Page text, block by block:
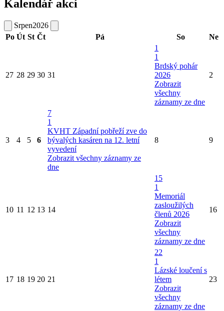
Kalendář akcí
Srpen2026
Po Út St Čt Pá So Ne
27 28 29 30 31
1
1
Brdský pohár
2026
Zobrazit
všechny
záznamy ze dne
2
3 4 5 6
7
1
KVHT Západní pobřeží zve do
bývalých kasáren na 12. letní
vyvedení
Zobrazit všechny záznamy ze
dne
8 9
10 11 12 13 14
15
1
Memoriál
zasloužilých
členů 2026
Zobrazit
všechny
záznamy ze dne
16
17 18 19 20 21
22
1
Lázské loučení s
létem
Zobrazit
všechny
záznamy ze dne
23